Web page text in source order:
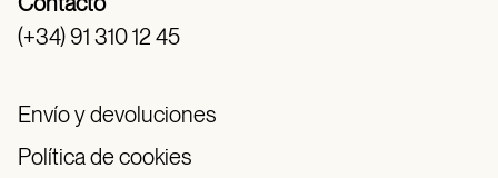
(+34) 91 310 12 45
Envío y devoluciones
Política de cookies